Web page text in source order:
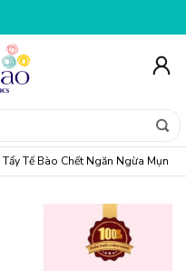
Tẩy Tế Bào Chết Ngăn Ngừa Mụn